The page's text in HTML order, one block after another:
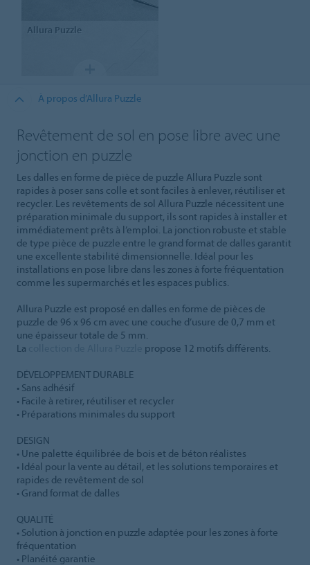
Allura Puzzle
À propos d’Allura Puzzle
Revêtement de sol en pose libre avec une
jonction en puzzle
Les dalles en forme de pièce de puzzle Allura Puzzle sont
rapides à poser sans colle et sont faciles à enlever, réutiliser et
recycler. Les revêtements de sol Allura Puzzle nécessitent une
préparation minimale du support, ils sont rapides à installer et
immédiatement prêts à l’emploi. La jonction robuste et stable
de type pièce de puzzle entre le grand format de dalles garantit
une excellente stabilité dimensionnelle. Idéal pour les
installations en pose libre dans les zones à forte fréquentation
comme les supermarchés et les espaces publics.
Allura Puzzle est proposé en dalles en forme de pièces de
puzzle de 96 x 96 cm avec une couche d’usure de 0,7 mm et
une épaisseur totale de 5 mm.
La
propose 12 motifs différents.
DÉVELOPPEMENT DURABLE
• Sans adhésif
• Facile à retirer, réutiliser et recycler
• Préparations minimales du support
DESIGN
• Une palette équilibrée de bois et de béton réalistes
• Idéal pour la vente au détail, et les solutions temporaires et
rapides de revêtement de sol
• Grand format de dalles
QUALITÉ
• Solution à jonction en puzzle adaptée pour les zones à forte
fréquentation
• Planéité garantie